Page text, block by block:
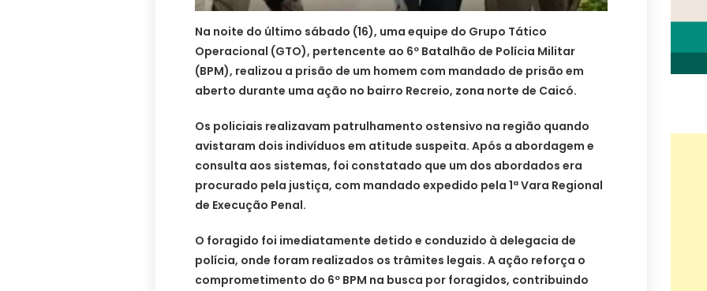
Na noite do último sábado (16), uma equipe do Grupo Tático
Operacional (GTO), pertencente ao 6º Batalhão de Polícia Militar
(BPM), realizou a prisão de um homem com mandado de prisão em
aberto durante uma ação no bairro Recreio, zona norte de Caicó.
Os policiais realizavam patrulhamento ostensivo na região quando
avistaram dois indivíduos em atitude suspeita. Após a abordagem e
consulta aos sistemas, foi constatado que um dos abordados era
procurado pela justiça, com mandado expedido pela 1ª Vara Regional
de Execução Penal.
O foragido foi imediatamente detido e conduzido à delegacia de
polícia, onde foram realizados os trâmites legais. A ação reforça o
comprometimento do 6º BPM na busca por foragidos, contribuindo